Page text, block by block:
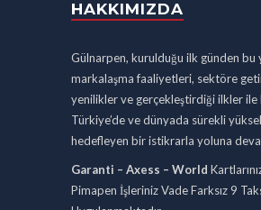
HAKKIMIZDA
Gülnarpen, kurulduğu ilk günden bu
markalaşma faaliyetleri, sektöre
yenilikler ve gerçekleştirdiği ilkler ile
Türkiye’de ve dünyada sürekli
hedefleyen bir istikrarla yoluna
Garanti – Axess – World
Pimapen İşleriniz Vade Farksız 9